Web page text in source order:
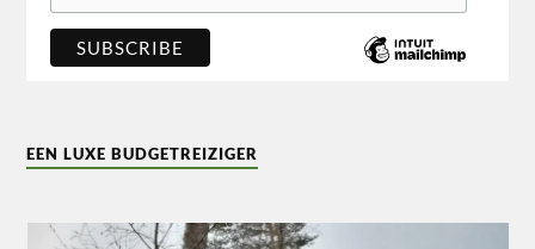
EEN LUXE BUDGETREIZIGER